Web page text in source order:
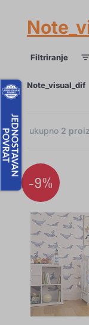
Filtriranje
2
Note_visual_dif
ukupno 2
-9%